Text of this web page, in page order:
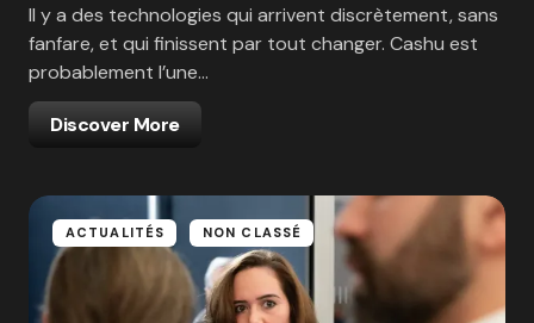
Il y a des technologies qui arrivent discrètement, sans
fanfare, et qui finissent par tout changer. Cashu est
probablement l’une…
Discover More
ACTUALITÉS NON CLASSÉ